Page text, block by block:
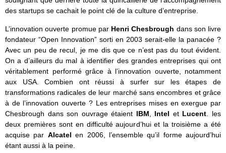
des startups se cachait le point clé de la culture d’entreprise.
L’innovation ouverte promue par Henri Chesbrough dans son livre
fondateur “Open Innovation” sorti en 2003 serait-elle la panacée ?
Avec un peu de recul, je me dis que ce n’est pas du tout évident.
On a d’ailleurs du mal à identifier des grandes entreprises qui ont
véritablement performé grâce à l’innovation ouverte, notamment
aux USA. Combien ont réussi à surfer sur les étapes de
transformations radicales de leur marché sans encombres et grâce
à de l’innovation ouverte ? Les entreprises mises en exergue par
Chesbrough dans son ouvrage étaient IBM Intel et Lucent . les
deux premières sont en difficulté aujourd’hui et la troisième a été
acquise par Alcatel en 2006, l’ensemble qu’il forme aujourd’hui
étant aussi à la peine.